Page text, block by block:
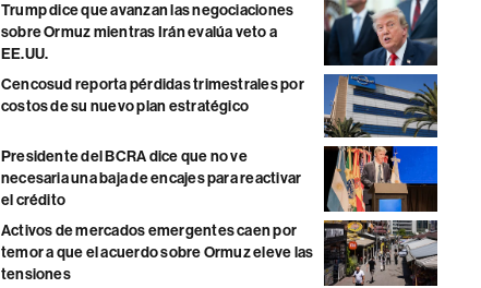
Trump dice que avanzan las negociaciones
sobre Ormuz mientras Irán evalúa veto a
EE.UU.
Cencosud reporta pérdidas trimestrales por
costos de su nuevo plan estratégico
Presidente del BCRA dice que no ve
necesaria una baja de encajes para reactivar
el crédito
Activos de mercados emergentes caen por
temor a que el acuerdo sobre Ormuz eleve las
tensiones